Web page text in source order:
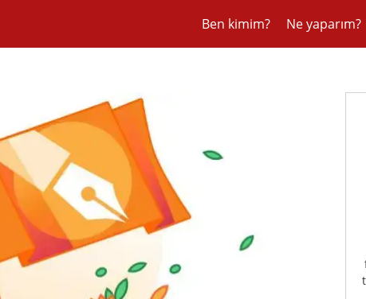
Ben kimim? Ne yaparım?